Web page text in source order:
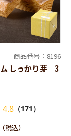
商品番号：8196
しっかり芽 3
4.8 （171）
（税込）